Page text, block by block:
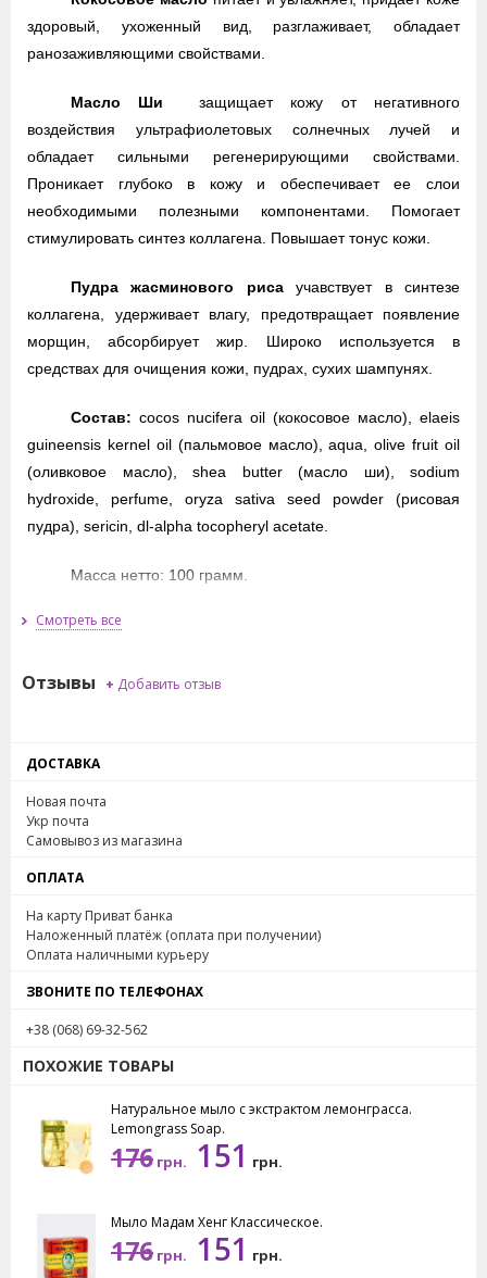
ДОСТАВКА
Новая почта
Укр почта
Самовывоз из магазина
ОПЛАТА
На карту Приват банка
Наложенный платёж (оплата при получении)
Оплата наличными курьеру
ЗВОНИТЕ ПО ТЕЛЕФОНАХ
+38 (068) 69-32-562
ПОХОЖИЕ ТОВАРЫ
Натуральное мыло с экстрактом лемонграсса.
Lemongrass Soap.
176 грн. 151 грн.
Мыло Мадам Хенг Классическое.
176 грн. 151 грн.
здоровый, ухоженный вид, разглаживает, обладает
ранозаживляющими свойствами.
Масло Ши защищает кожу от негативного
воздействия ультрафиолетовых солнечных лучей и
обладает сильными регенерирующими свойствами.
Проникает глубоко в кожу и обеспечивает ее слои
необходимыми полезными компонентами. Помогает
стимулировать синтез коллагена. Повышает тонус кожи.
Пудра жасминового рисаучавствует в синтезе
коллагена, удерживает влагу, предотвращает появление
морщин, абсорбирует жир. Широко используется в
средствах для очищения кожи, пудрах, сухих шампунях.
Состав: cocos nucifera oil (кокосовое масло), elaeis
guineensis kernel oil (пальмовое масло), aqua, olive fruit oil
(оливковое масло), shea butter (масло ши), sodium
hydroxide, perfume, oryza sativa seed powder (рисовая
пудра), sericin, dl-alpha tocopheryl acetate.
Масса нетто: 100 грамм.
Смотреть все
Отзывы + Добавить отзыв